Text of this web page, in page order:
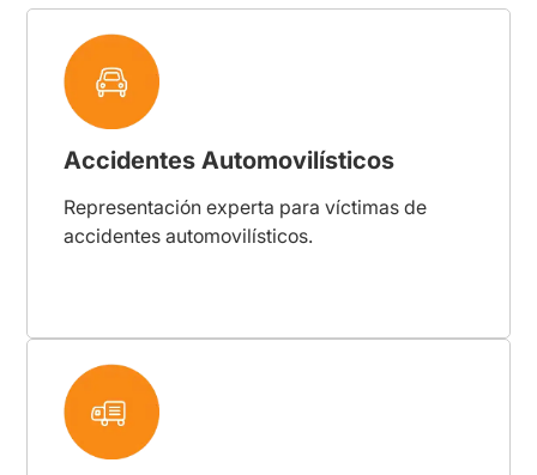
Accidentes Automovilísticos
Representación experta para víctimas de
accidentes automovilísticos.